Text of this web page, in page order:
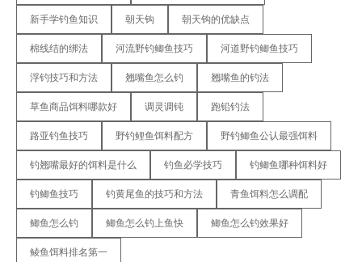
新手学钓鱼知识 朝天钩 朝天钩的优缺点
棉线结的绑法 河流野钓鲫鱼技巧 河道野钓鲫鱼技巧
浮钓技巧和方法 翘嘴鱼怎么钓 翘嘴鱼的钓法
草鱼商品饵料哪款好 调灵调钝 跑铅钓法
路亚钓鱼技巧 野钓鲤鱼饵料配方 野钓鲫鱼公认最强饵料
钓翘嘴最好的饵料是什么 钓鱼必学技巧 钓鲫鱼哪种饵料好
钓鲫鱼技巧 钓黄尾鱼的技巧和方法 青鱼饵料怎么调配
鲫鱼怎么钓 鲫鱼怎么钓上鱼快 鲫鱼怎么钓效果好
鲮鱼饵料排名第一